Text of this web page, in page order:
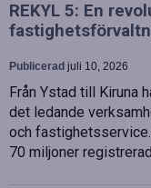
REKYL 5: En
Publicerad juli 10, 2026
Från Ystad till Kiruna
det ledande
och
70 miljoner